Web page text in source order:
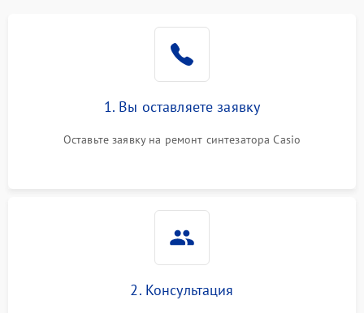
1. Вы оставляете заявку
Оставьте заявку на ремонт синтезатора Casio
2. Консультация